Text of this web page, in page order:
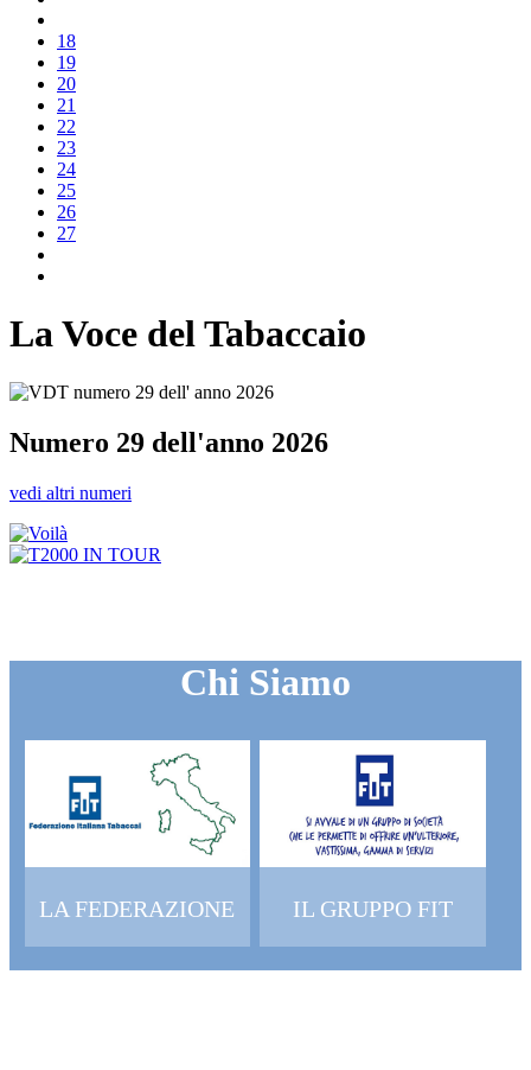
18
19
20
21
22
23
24
25
26
27
La Voce del Tabaccaio
Numero 29 dell'anno 2026
vedi altri numeri
Chi Siamo
LA FEDERAZIONE IL GRUPPO FIT